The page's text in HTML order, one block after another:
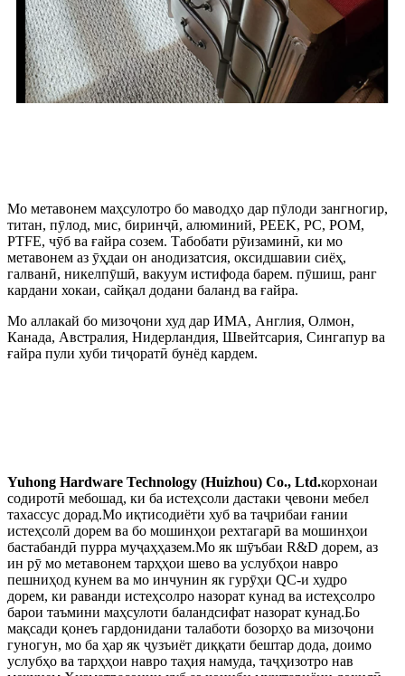
Мо метавонем маҳсулотро бо маводҳо дар пӯлоди зангногир,
титан, пӯлод, мис, биринҷӣ, алюминий, PEEK, PC, POM,
PTFE, чӯб ва ғайра созем. Табобати рӯизаминӣ, ки мо
метавонем аз ӯҳдаи он анодизатсия, оксидшавии сиёҳ,
галванӣ, никелпӯшӣ, вакуум истифода барем. пӯшиш, ранг
кардани хокаи, сайқал додани баланд ва ғайра.
Мо аллакай бо мизоҷони худ дар ИМА, Англия, Олмон,
Канада, Австралия, Нидерландия, Швейтсария, Сингапур ва
ғайра пули хуби тиҷоратӣ бунёд кардем.
Yuhong Hardware Technology (Huizhou) Co., Ltd.корхонаи
содиротӣ мебошад, ки ба истеҳсоли дастаки ҷевони мебел
тахассус дорад.Мо иқтисодиёти хуб ва таҷрибаи ғании
истеҳсолӣ дорем ва бо мошинҳои рехтагарӣ ва мошинҳои
бастабандӣ пурра муҷаҳҳазем.Мо як шӯъбаи R&D дорем, аз
ин рӯ мо метавонем тарҳҳои шево ва услубҳои навро
пешниҳод кунем ва мо инчунин як гурӯҳи QC-и худро
дорем, ки раванди истеҳсолро назорат кунад ва истеҳсолро
барои таъмини маҳсулоти баландсифат назорат кунад.Бо
мақсади қонеъ гардонидани талаботи бозорҳо ва мизоҷони
гуногун, мо ба ҳар як ҷузъиёт диққати бештар дода, доимо
услубҳо ва тарҳҳои навро таҳия намуда, таҷҳизотро нав